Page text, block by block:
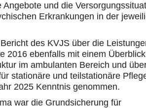
Angebote und die
Erkrankungen in der
des KVJS über die
2016 ebenfalls mit einem
im ambulanten Bereich und
stationäre und teilstationäre
2025 Kenntnis genommen.
war die Grundsicherung für